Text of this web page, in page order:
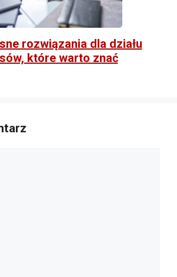
rozwiązania dla działu
które warto znać